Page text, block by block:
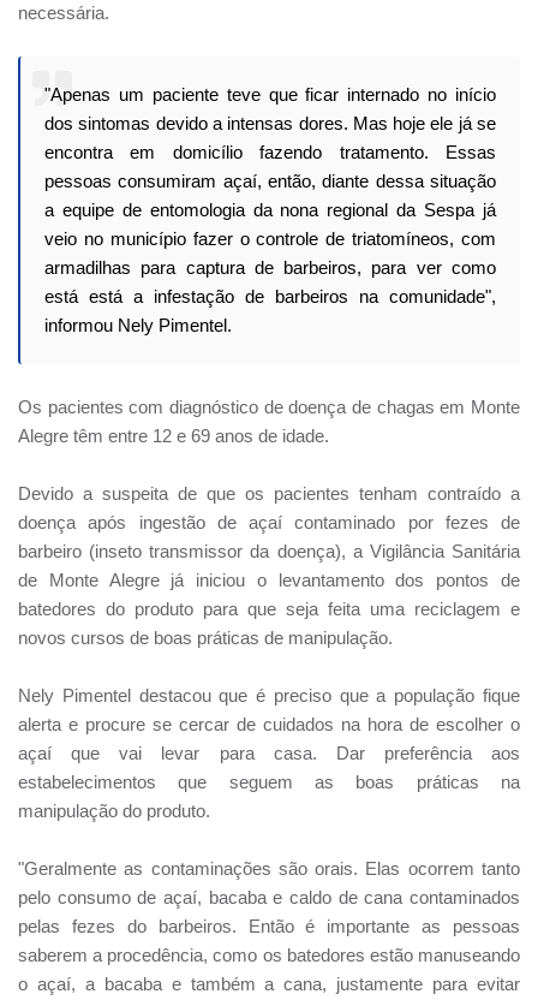
necessária.
"Apenas um paciente teve que ficar internado no início
dos sintomas devido a intensas dores. Mas hoje ele já se
encontra em domicílio fazendo tratamento. Essas
pessoas consumiram açaí, então, diante dessa situação
a equipe de entomologia da nona regional da Sespa já
veio no município fazer o controle de triatomíneos, com
armadilhas para captura de barbeiros, para ver como
está está a infestação de barbeiros na comunidade",
informou Nely Pimentel.
Os pacientes com diagnóstico de doença de chagas em Monte
Alegre têm entre 12 e 69 anos de idade.
Devido a suspeita de que os pacientes tenham contraído a
doença após ingestão de açaí contaminado por fezes de
barbeiro (inseto transmissor da doença), a Vigilância Sanitária
de Monte Alegre já iniciou o levantamento dos pontos de
batedores do produto para que seja feita uma reciclagem e
novos cursos de boas práticas de manipulação.
Nely Pimentel destacou que é preciso que a população fique
alerta e procure se cercar de cuidados na hora de escolher o
açaí que vai levar para casa. Dar preferência aos
estabelecimentos que seguem as boas práticas na
manipulação do produto.
"Geralmente as contaminações são orais. Elas ocorrem tanto
pelo consumo de açaí, bacaba e caldo de cana contaminados
pelas fezes do barbeiros. Então é importante as pessoas
saberem a procedência, como os batedores estão manuseando
o açaí, a bacaba e também a cana, justamente para evitar